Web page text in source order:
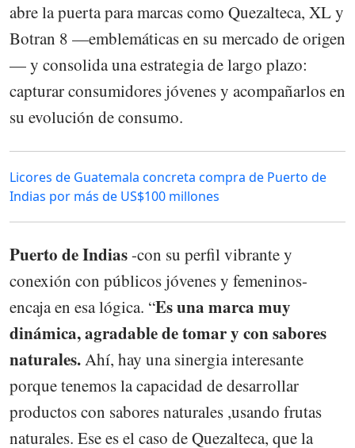
abre la puerta para marcas como Quezalteca, XL y
Botran 8 —emblemáticas en su mercado de origen
— y consolida una estrategia de largo plazo:
capturar consumidores jóvenes y acompañarlos en
su evolución de consumo.
Licores de Guatemala concreta compra de Puerto de
Indias por más de US$100 millones
Puerto de Indias-con su perfil vibrante y
conexión con públicos jóvenes y femeninos-
encaja en esa lógica. “Es una marca muy
dinámica, agradable de tomar y con sabores
naturales. Ahí, hay una sinergia interesante
porque tenemos la capacidad de desarrollar
productos con sabores naturales ,usando frutas
naturales. Ese es el caso de Quezalteca, que la